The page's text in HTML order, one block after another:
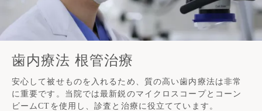
歯内療法 根管治療
安心して被せものを入れるため、質の高い歯内療法は非常
に重要です。当院では最新鋭のマイクロスコープとコーン
ビームCTを使用し、診査と治療に役立てています。